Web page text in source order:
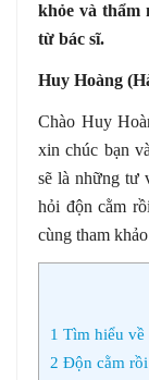
khỏe và thẩm
từ bác sĩ.
Huy Hoàng
Chào Huy
xin chúc bạn
sẽ là những tư
hỏi độn cằm
cùng tham
1 Tìm hiểu về
2 Độn cằm